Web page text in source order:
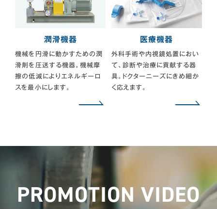
潤滑機器
機械を円滑に動かすための潤
滑剤を圧送する機器。機械摩
擦の低減によりエネルギーロ
スを最小にします。
医療機器
外科手術や内視鏡処置におい
て、診断や治療に貢献する器
具。ドクターニーズにきめ細か
く応えます。
PROMOTION VIDEO